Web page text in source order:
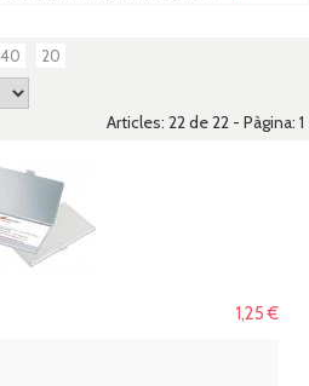
40 20
Articles: 22 de 22 - Pàgina: 1
1,25 €